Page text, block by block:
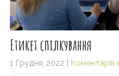
Етикет спілкування
1 Грудня, 2022 Коментарів